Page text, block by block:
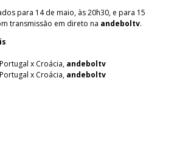
para 14 de maio, às 20h30, e para 15
transmissão em direto na andeboltv.
x Croácia, andeboltv
x Croácia, andeboltv